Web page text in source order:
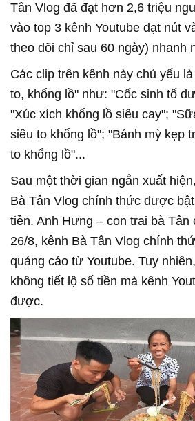
Tân Vlog đã đạt hơn 2,6 triệu
vào top 3 kênh Youtube đạt nút
theo dõi chỉ sau 60 ngày) nhanh
Các clip trên kênh này chủ yếu
to, khổng lồ" như: "Cốc sinh tố
"Xúc xích khổng lồ siêu cay";
siêu to khổng lồ"; "Bánh mỳ kẹp
to khổng lồ"...
Sau một thời gian ngắn xuất
Bà Tân Vlog chính thức được
tiền. Anh Hưng – con trai bà Tân
26/8, kênh Bà Tân Vlog chính
quảng cáo từ Youtube. Tuy
không tiết lộ số tiền mà kênh
được.